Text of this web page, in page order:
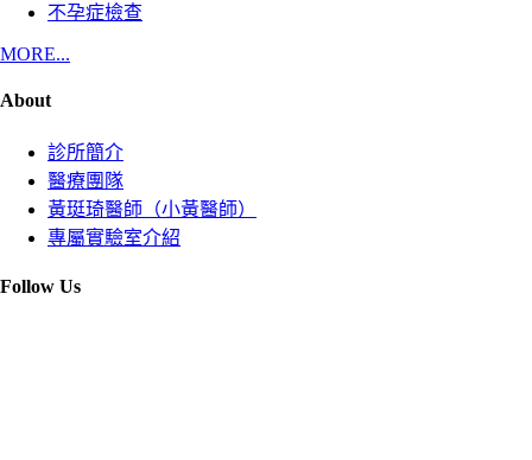
不孕症檢查
MORE...
About
診所簡介
醫療團隊
黃珽琦醫師（小黃醫師）
專屬實驗室介紹
Follow Us